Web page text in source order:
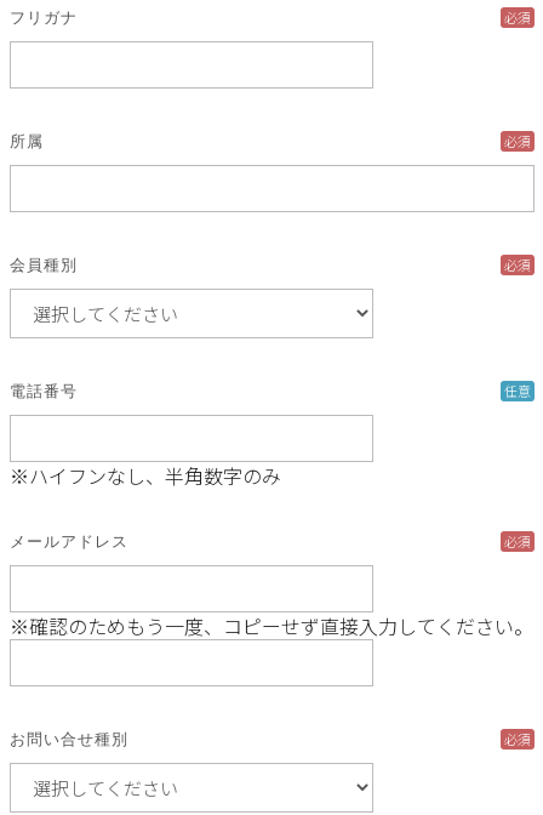
フリガナ 必須
所属 必須
会員種別 必須
電話番号 任意
※ハイフンなし、半角数字のみ
メールアドレス 必須
※確認のためもう一度、コピーせず直接入力してください。
お問い合せ種別 必須